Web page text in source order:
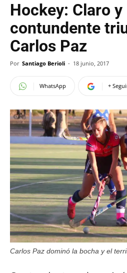
Hockey: Claro y
contundente
Carlos Paz
Por Santiago Berioli - 18 junio, 2017
WhatsApp +
Carlos Paz dominó la bocha y el